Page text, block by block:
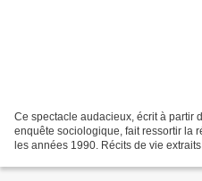
Ce spectacle audacieux, écrit à partir
enquête sociologique, fait ressortir la
les années 1990. Récits de vie